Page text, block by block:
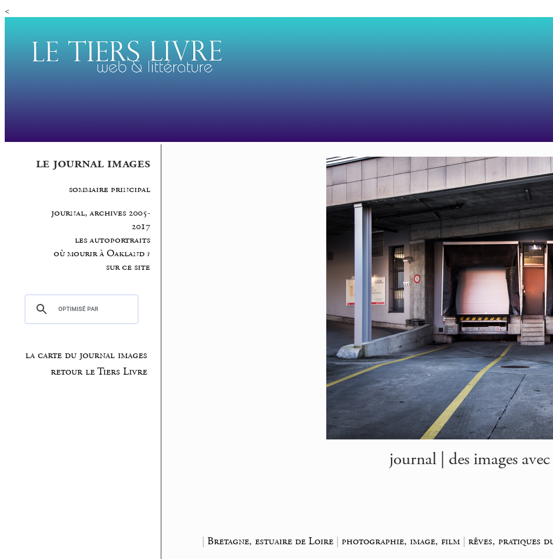
<
le journal images
sommaire principal
journal, archives 2005-
2017
les autoportraits
où mourir à Oakland ?
sur ce site
la carte du journal images
retour le Tiers Livre
journal | des images
|Bretagne, estuaire de Loire |photographie, image, film |rêves, pratiques